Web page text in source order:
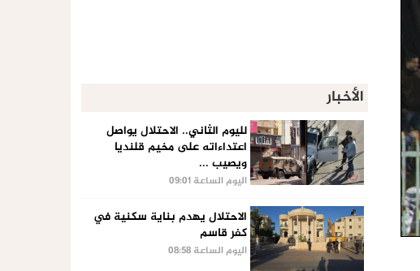
الأخبار
لليوم الثاني.. الاحتلال يواصل
اعتداءاته على مخيم قلنديا
ويصيب ...
اليوم الساعة 09:01
الاحتلال يهدم بناية سكنية في
كفر قاسم
اليوم الساعة 08:58